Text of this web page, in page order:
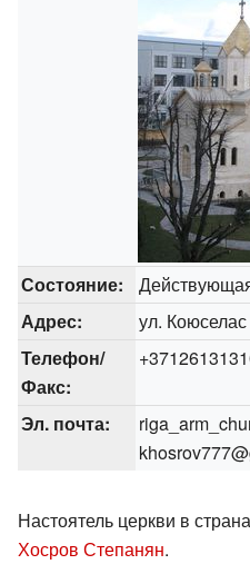
Состояние:
Адрес:
ул.
Телефон/
Факс:
Эл. почта:
Настоятель церкви в
Хосров Степанян.